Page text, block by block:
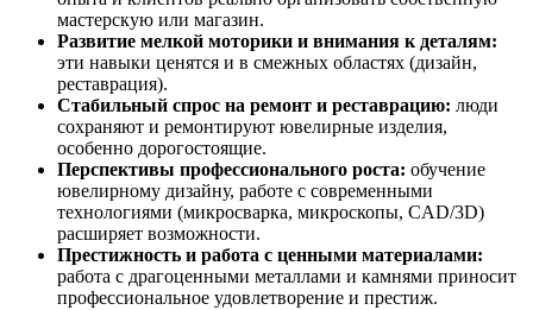
мастерскую или магазин.
Развитие мелкой моторики и внимания к деталям:
эти навыки ценятся и в смежных областях (дизайн,
реставрация).
Стабильный спрос на ремонт и реставрацию: люди
сохраняют и ремонтируют ювелирные изделия,
особенно дорогостоящие.
Перспективы профессионального роста: обучение
ювелирному дизайну, работе с современными
технологиями (микросварка, микроскопы, CAD/3D)
расширяет возможности.
Престижность и работа с ценными материалами:
работа с драгоценными металлами и камнями приносит
профессиональное удовлетворение и престиж.